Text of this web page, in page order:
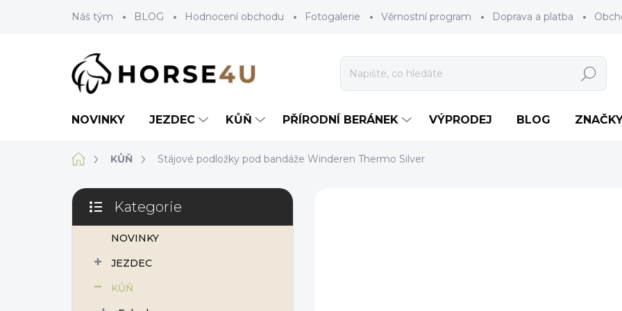
Náš tým BLOG Hodnocení obchodu Fotogalerie Věrnostní program Doprava a platba
Hledat
NOVINKY JEZDEC KŮŇ PŘÍRODNÍ BERÁNEK VÝPRODEJ BLOG
DomůKŮŇ Stájové podložky pod bandáže Winderen Thermo Silver
P
s
Přeskočit
kategorie
Kategorie
NOVINKY
JEZDEC
KŮŇ